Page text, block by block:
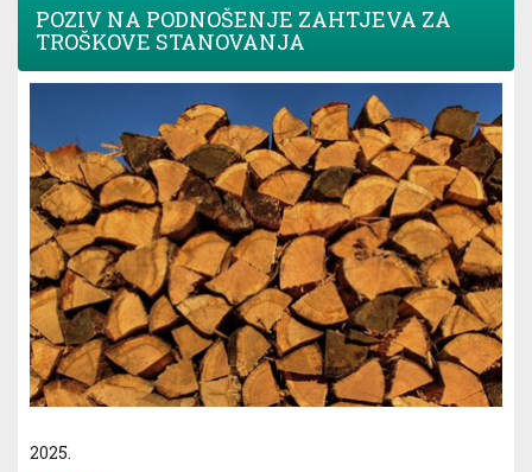
POZIV NA PODNOŠENJE ZAHTJEVA ZA
TROŠKOVE STANOVANJA
2025.